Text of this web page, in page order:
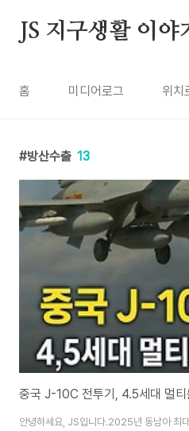
JS 지구생활 이야
홈 미디어로그 위치
방산수출 13
안녕하세요, JS입니다.2025년 동남아 최